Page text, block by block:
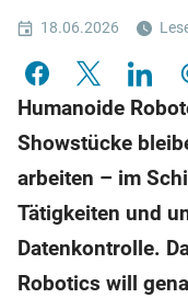
18.06.2026
Humanoide
Showstücke
arbeiten – im
Tätigkeiten und
Datenkontrolle.
Robotics will